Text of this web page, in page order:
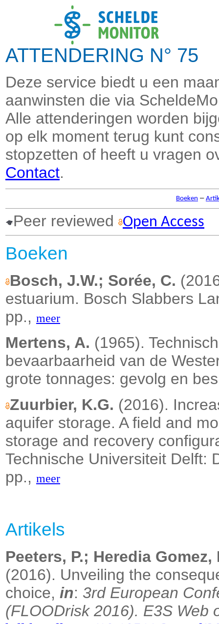
ATTENDERING N°
Deze service biedt u een
aanwinsten die via
Alle attenderingen worden
op elk moment terug kunt
stopzetten of heeft u vragen
Contact.
Boeken –
Peer reviewed Open Access
Boeken
Bosch, J.W.; Sorée, C.
estuarium. Bosch Slabbers
pp., meer
Mertens, A. (1965).
bevaarbaarheid van de
grote tonnages: gevolg en
Zuurbier, K.G. (2016).
aquifer storage. A field and
storage and recovery
Technische Universiteit Delft:
pp., meer
Artikels
Peeters, P.; Heredia
(2016). Unveiling the
choice, in: 3rd European
(FLOODrisk 2016). E3S Web